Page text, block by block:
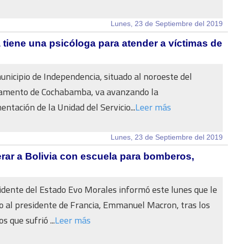
Lunes, 23 de Septiembre del 2019
una psicóloga para atender a víctimas de
de Independencia, situado al noroeste del
de Cochabamba, va avanzando la
de la Unidad del Servicio...Leer más
Lunes, 23 de Septiembre del 2019
a Bolivia con escuela para bomberos,
del Estado Evo Morales informó este lunes que le
al presidente de Francia, Emmanuel Macron, tras los
que sufrió ...Leer más